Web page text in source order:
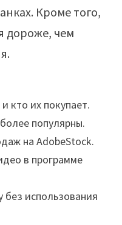
Кроме того,
дороже, чем
кто их покупает.
популярны.
на AdobeStock.
в программе
без использования